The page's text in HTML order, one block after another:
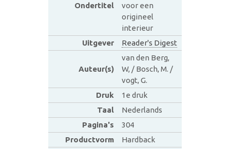
Ondertitel
voor een
origineel
interieur
Uitgever
Reader's Digest
Auteur(s)
van den Berg,
W, / Bosch, M. /
vogt, G.
Druk
1e druk
Taal
Nederlands
Pagina's
304
Productvorm
Hardback